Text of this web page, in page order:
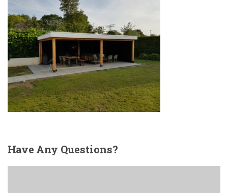
HaveAny Questions?